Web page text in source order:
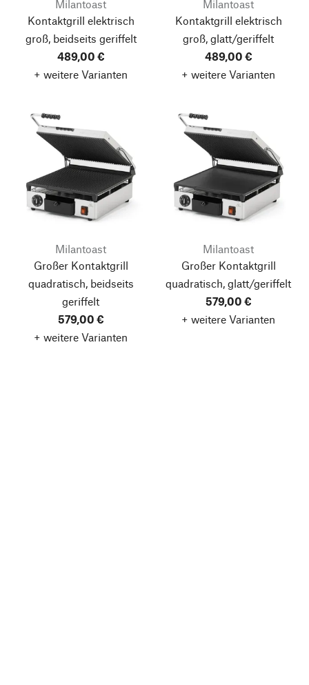
Milantoast
Kontaktgrill elektrisch
groß, beidseits geriffelt
489,00 €
+ weitere Varianten
Milantoast
Kontaktgrill elektrisch
groß, glatt/geriffelt
489,00 €
+ weitere Varianten
Milantoast
Großer Kontaktgrill
quadratisch, beidseits
geriffelt
579,00 €
+ weitere Varianten
Milantoast
Großer Kontaktgrill
quadratisch, glatt/geriffelt
579,00 €
+ weitere Varianten